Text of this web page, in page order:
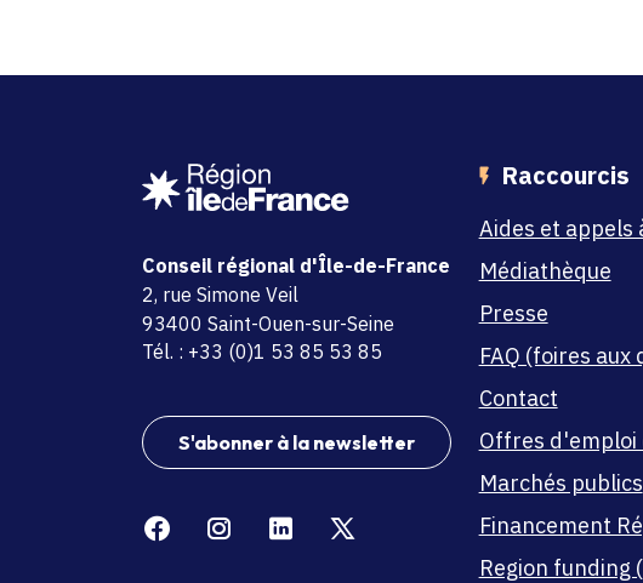
Conseil régional d'Île-de-France
adresse
2, rue Simone Veil
code postal et commune
93400 Saint-Ouen-sur-Seine
Tél. : +33 (0)1 53 85 53 85
S'abonner à la newsletter
FacebookInstagramLinkedin
Raccourcis
Aides et appels
Médiathèque
Presse
FAQ (foires aux
Contact
Offres d'emploi
Marchés publics
Financement
Region funding